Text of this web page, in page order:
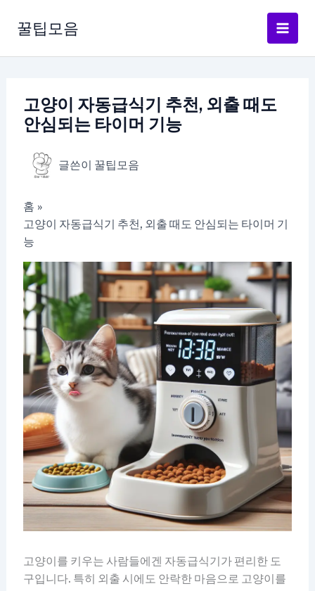
로
꿀팁모음
고양이 자동급식기 추천, 외출 때도
안심되는 타이머 기능
글쓴이 꿀팁모음
홈
고양이 자동급식기 추천, 외출 때도 안심되는 타이머 기
능
고양이를 키우는 사람들에겐 자동급식기가 편리한 도
구입니다. 특히 외출 시에도 안락한 마음으로 고양이를